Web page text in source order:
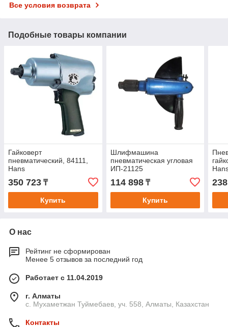
Все условия возврата
Подобные товары компании
Гайковерт
пневматический, 84111,
Hans
350 723 ₸
Купить
Шлифмашина
пневматическая угловая
ИП-21125
114 898₸
Купить
О нас
Рейтинг не сформирован
Менее 5 отзывов за последний год
Работает с 11.04.2019
г. Алматы
с. Мухаметжан Туймебаев, уч. 558, Алматы, Казахстан
Контакты